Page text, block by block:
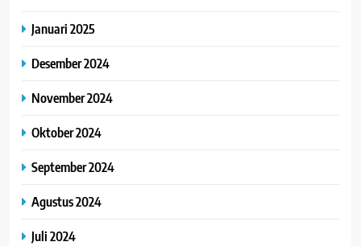
Januari 2025
Desember 2024
November 2024
Oktober 2024
September 2024
Agustus 2024
Juli 2024